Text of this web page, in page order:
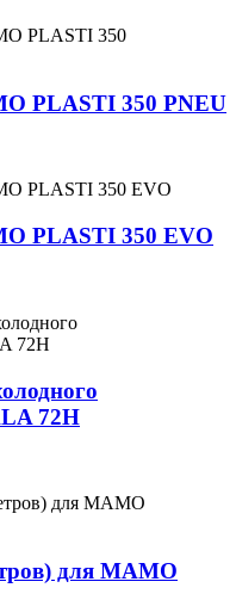
PLASTI 350 PNEU
PLASTI 350 EVO
72H
для MAMO